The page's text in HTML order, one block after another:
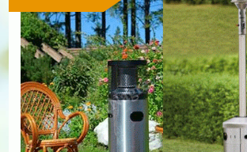
FAQ - časté dotazy
Pronájem párty stanů
Pronájem vojenských stanů
Pronájem doplňků